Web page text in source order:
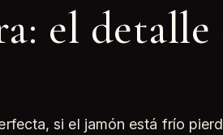
el detalle
si el jamón está frío